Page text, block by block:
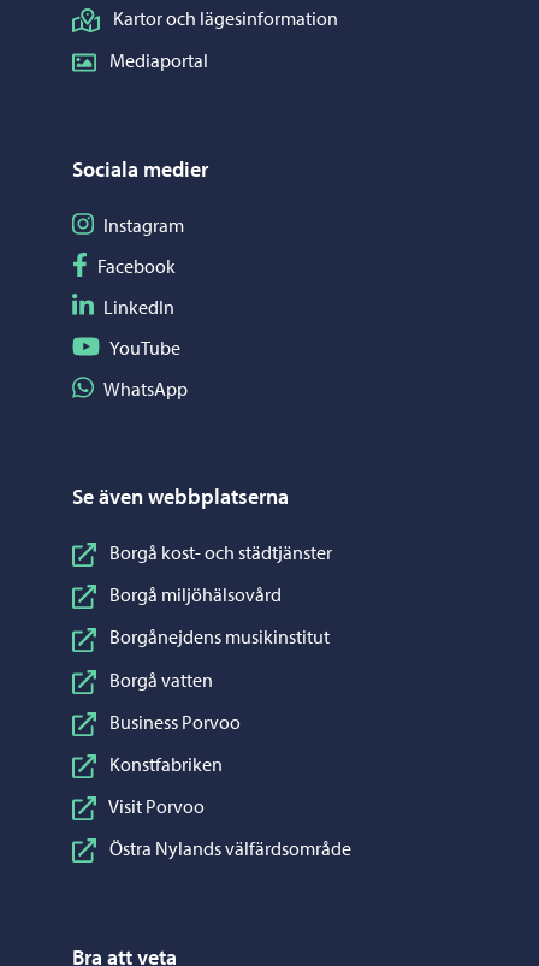
Kartor och lägesinformation
Mediaportal
Sociala medier
Följ på Instagram
Instagram
Följ på Facebook
Facebook
Följ på LinkedIn
LinkedIn
Följ på YouTube
YouTube
Dela på WhatsApp
WhatsApp
Se även webbplatserna
Borgå kost- och städtjänster
Borgå miljöhälsovård
Borgånejdens musikinstitut
Borgå vatten
Business Porvoo
Konstfabriken
Visit Porvoo
Östra Nylands välfärdsområde
Bra att veta